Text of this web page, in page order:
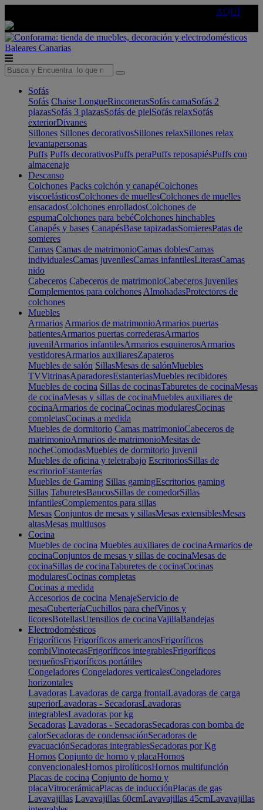
AQUÍ
Baleares Canarias
Sofás
Sofás Chaise LongueRinconerasSofás camaSofás 2
plazasSofás 3 plazasSofás de pielSofás relaxSofás
exteriorDivanes
Sillones Sillones decorativosSillones relaxSillones relax
levantapersonas
Puffs Puffs decorativosPuffs peraPuffs reposapiésPuffs con
almacenaje
Descanso
Colchones Packs colchón y canapéColchones
viscoelásticosColchones de muellesColchones de muelles
ensacadosColchones enrolladosColchones de
espumaColchones para bebéColchones hinchables
Canapés y bases CanapésBase tapizadasSomieresPatas de
somieres
Camas Camas de matrimonioCamas doblesCamas
individualesCamas juvenilesCamas infantilesLiterasCamas
nido
Cabeceros Cabeceros de matrimonioCabeceros juveniles
Complementos para colchones AlmohadasProtectores de
colchones
Muebles
Armarios Armarios de matrimonioArmarios puertas
batientesArmarios puertas correderasArmarios
juvenilArmarios infantilesArmarios esquinerosArmarios
vestidoresArmarios auxiliaresZapateros
Muebles de salón SillasMesas de salónMuebles
TVVitrinasAparadoresEstanteriasMuebles recibidores
Muebles de cocina Sillas de cocinasTaburetes de cocinaMesas
de cocinaMesas y sillas de cocinaMuebles auxiliares de
cocinaArmarios de cocinaCocinas modularesCocinas
completasCocinas a medida
Muebles de dormitorio Camas matrimonioCabeceros de
matrimonioArmarios de matrimonioMesitas de
nocheComodasMuebles de dormitorio juvenil
Muebles de oficina y teletrabajo EscritoriosSillas de
escritorioEstanterías
Muebles de Gaming Sillas gamingEscritorios gaming
Sillas TaburetesBancosSillas de comedorSillas
infantilesComplementos para sillas
Mesas Conjuntos de mesas y sillasMesas extensiblesMesas
altasMesas multiusos
Cocina
Muebles de cocina Muebles auxiliares de cocinaArmarios de
cocinaConjuntos de mesas y sillas de cocinaMesas de
cocinaSillas de cocinaTaburetes de cocinaCocinas
modularesCocinas completas
Cocinas a medida
Accesorios de cocina MenajeServicio de
mesaCuberteríaCuchillos para chefVinos y
licoresBotellasUtensilios de cocinaVajillaBandejas
Electrodomésticos
Frigoríficos Frigoríficos americanosFrigoríficos
combiVinotecasFrigoríficos integrablesFrigoríficos
pequeñosFrigoríficos portátiles
Congeladores Congeladores verticalesCongeladores
horizontales
Lavadoras Lavadoras de carga frontalLavadoras de carga
superiorLavadoras - SecadorasLavadoras
integrablesLavadoras por kg
Secadoras Lavadoras - SecadorasSecadoras con bomba de
calorSecadoras de condensaciónSecadoras de
evacuaciónSecadoras integrablesSecadoras por Kg
Hornos Conjunto de horno y placaHornos
convencionalesHornos pirolíticosHornos multifunción
Placas de cocina Conjunto de horno y
placaVitrocerámicaPlacas de inducciónPlacas de gas
Lavavajillas Lavavajillas 60cmLavavajillas 45cmLavavajillas